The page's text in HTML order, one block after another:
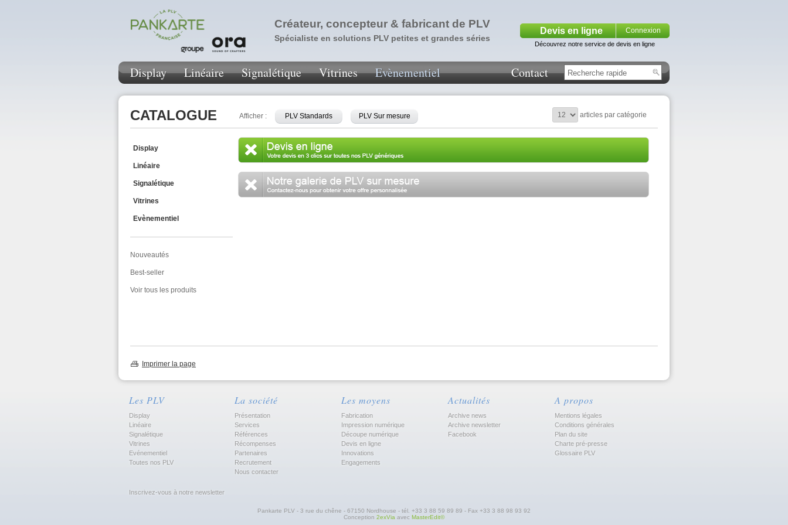
Créateur, concepteur & fabricant de PLV
Spécialiste en solutions PLV petites et grandes séries
Devis en ligne Connexion
Découvrez notre service de devis en ligne
Display Linéaire Signalétique Vitrines Evènementiel Contact
CATALOGUE
Display
Linéaire
Signalétique
Vitrines
Evènementiel
Nouveautés
Best-seller
Voir tous les produits
Afficher : articles par catégorie
Imprimer la page
Les PLV
Display
Linéaire
Signalétique
Vitrines
Evénementiel
Toutes nos PLV
La société
Présentation
Services
Références
Récompenses
Partenaires
Recrutement
Nous contacter
Les moyens
Fabrication
Impression numérique
Découpe numérique
Devis en ligne
Innovations
Engagements
Actualités
Archive news
Archive newsletter
Facebook
A propos
Mentions légales
Conditions générales
Plan du site
Charte pré-presse
Glossaire PLV
Inscrivez-vous à notre newsletter
Pankarte PLV - 3 rue du chêne - 67150 Nordhouse - tél. +33 3 88 59 89 89 - Fax +33 3 88 98 93 92
Conception 2exVia avec MasterEdit©